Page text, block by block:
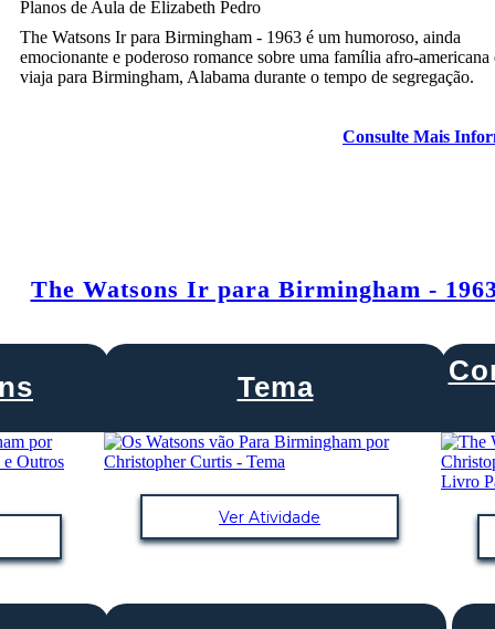
Planos de Aula de Elizabeth Pedro
The Watsons Ir para Birmingham - 1963 é um humoroso, ainda
emocionante e poderoso romance sobre uma família afro-americana
viaja para Birmingham, Alabama durante o tempo de segregação.
Consulte Mais
The Watsons Ir para Birmingham -
Tema
Ver Atividade